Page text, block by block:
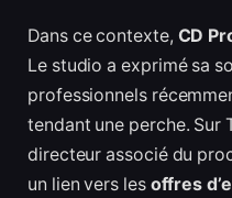
Dans ce contexte, CD
Le studio a exprimé sa
professionnels
tendant une perche. Sur
directeur associé du
un lien vers les offres